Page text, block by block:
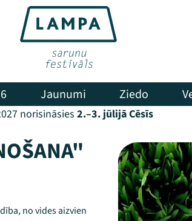
Jaunumi Ziedo
norisināsies2.–3. jūlijā Cēsīs
no vides aizvien